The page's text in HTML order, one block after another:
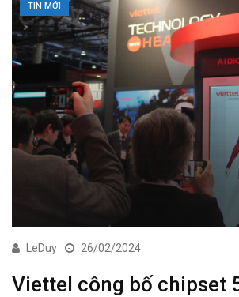
TIN MỚI
LeDuy 26/02/2024
Viettel công bố chipset